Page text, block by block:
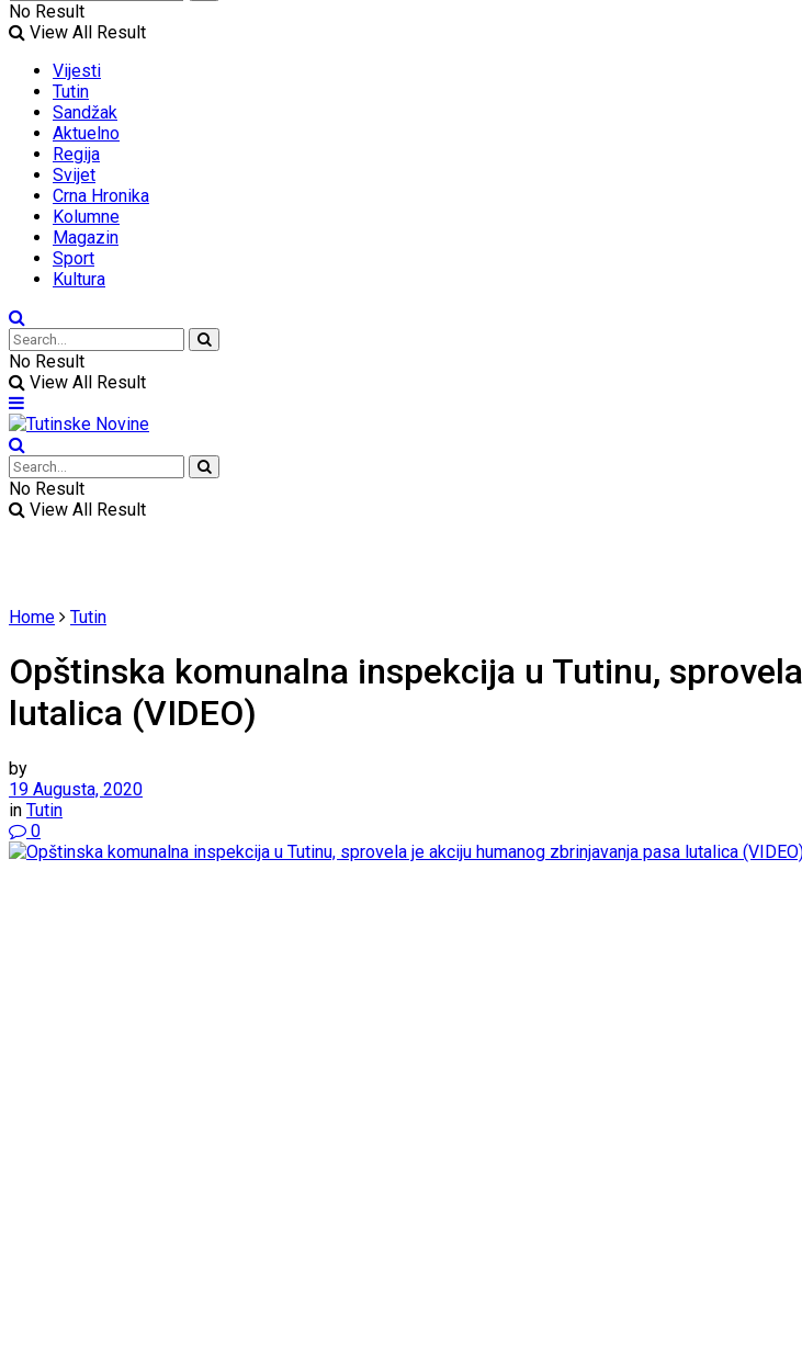
No Result
View All Result
Vijesti
Tutin
Sandžak
Aktuelno
Regija
Svijet
Crna Hronika
Kolumne
Magazin
Sport
Kultura
No Result
View All Result
No Result
View All Result
Home Tutin
Opštinska komunalna inspekcija u Tutinu,
lutalica (VIDEO)
by
19 Augusta, 2020
in Tutin
0